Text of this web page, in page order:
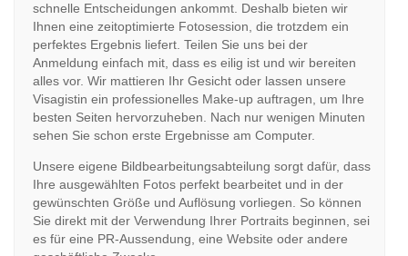
schnelle Entscheidungen ankommt. Deshalb bieten wir
Ihnen eine zeitoptimierte Fotosession, die trotzdem ein
perfektes Ergebnis liefert. Teilen Sie uns bei der
Anmeldung einfach mit, dass es eilig ist und wir bereiten
alles vor. Wir mattieren Ihr Gesicht oder lassen unsere
Visagistin ein professionelles Make-up auftragen, um Ihre
besten Seiten hervorzuheben. Nach nur wenigen Minuten
sehen Sie schon erste Ergebnisse am Computer.
Unsere eigene Bildbearbeitungsabteilung sorgt dafür, dass
Ihre ausgewählten Fotos perfekt bearbeitet und in der
gewünschten Größe und Auflösung vorliegen. So können
Sie direkt mit der Verwendung Ihrer Portraits beginnen, sei
es für eine PR-Aussendung, eine Website oder andere